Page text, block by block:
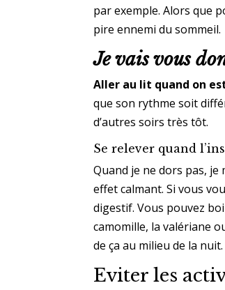
par exemple. Alors que
pire ennemi du sommeil.
Je vais vous
Aller au lit quand on
que son rythme soit
d’autres soirs très tôt.
Se relever quand
Quand je ne dors pas,
effet calmant. Si vous
digestif. Vous pouvez
camomille, la valériane
de ça au milieu de la nuit.
Eviter les